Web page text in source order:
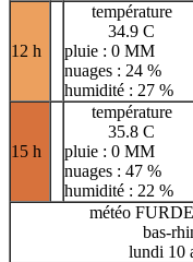
12 h
température
34.9 C
pluie : 0 MM
nuages : 24 %
humidité : 27 %
15 h
température
35.8 C
pluie : 0 MM
nuages : 47 %
humidité : 22 %
météo
bas-
lundi 10